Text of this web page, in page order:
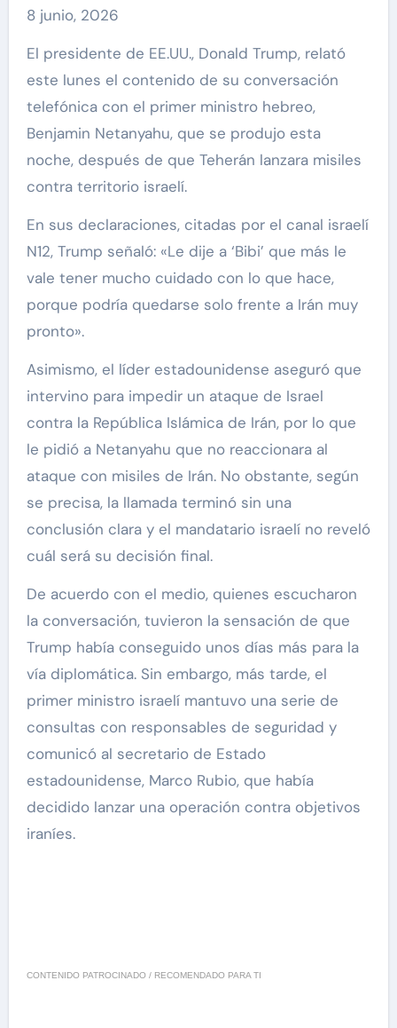
8 junio, 2026
El presidente de EE.UU., Donald Trump, relató
este lunes el contenido de su conversación
telefónica con el primer ministro hebreo,
Benjamin Netanyahu, que se produjo esta
noche, después de que Teherán lanzara misiles
contra territorio israelí.
En sus declaraciones, citadas por el canal israelí
N12, Trump señaló: «Le dije a ‘Bibi’ que más le
vale tener mucho cuidado con lo que hace,
porque podría quedarse solo frente a Irán muy
pronto».
Asimismo, el líder estadounidense aseguró que
intervino para impedir un ataque de Israel
contra la República Islámica de Irán, por lo que
le pidió a Netanyahu que no reaccionara al
ataque con misiles de Irán. No obstante, según
se precisa, la llamada terminó sin una
conclusión clara y el mandatario israelí no reveló
cuál será su decisión final.
De acuerdo con el medio, quienes escucharon
la conversación, tuvieron la sensación de que
Trump había conseguido unos días más para la
vía diplomática. Sin embargo, más tarde, el
primer ministro israelí mantuvo una serie de
consultas con responsables de seguridad y
comunicó al secretario de Estado
estadounidense, Marco Rubio, que había
decidido lanzar una operación contra objetivos
iraníes.
CONTENIDO PATROCINADO / RECOMENDADO PARA TI